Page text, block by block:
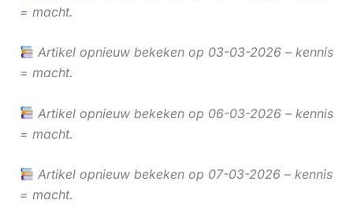
= macht.
Artikel opnieuw bekeken op 03-03-2026 – kennis
= macht.
Artikel opnieuw bekeken op 06-03-2026 – kennis
= macht.
Artikel opnieuw bekeken op 07-03-2026 – kennis
= macht.